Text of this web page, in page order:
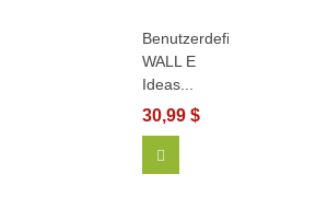
Benutzerdefiniertes
WALL E
Ideas...
30,99 $